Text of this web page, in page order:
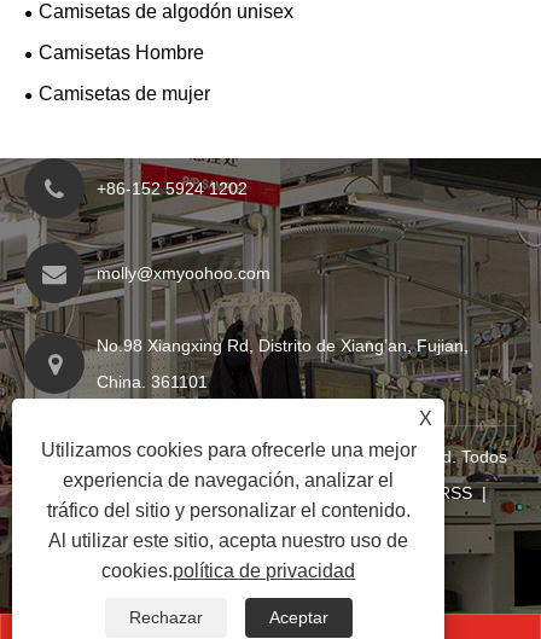
Camisetas de algodón unisex
Camisetas Hombre
Camisetas de mujer
+86-152 5924 1202
molly@xmyoohoo.com
No.98 Xiangxing Rd, Distrito de Xiang’an, Fujian,
China. 361101
Copyright © 2024 Xiamen Evaricky Trading Co., Ltd. Todos
los derechos reservadosLinks|Sitemap RSS|
XML| política de privacidad |
X
Utilizamos cookies para ofrecerle una mejor
experiencia de navegación, analizar el
tráfico del sitio y personalizar el contenido.
Al utilizar este sitio, acepta nuestro uso de
cookies.política de privacidad
Rechazar Aceptar